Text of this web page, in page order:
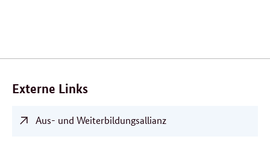
Externe Links
Aus- und Weiterbildungsallianz